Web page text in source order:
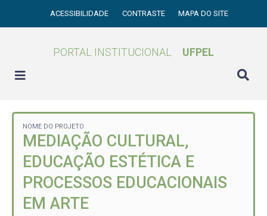
ACESSIBILIDADE CONTRASTE MAPA DO SITE
PORTAL INSTITUCIONAL UFPEL
NOME DO PROJETO
MEDIAÇÃO CULTURAL,
EDUCAÇÃO ESTÉTICA E
PROCESSOS EDUCACIONAIS
EM ARTE